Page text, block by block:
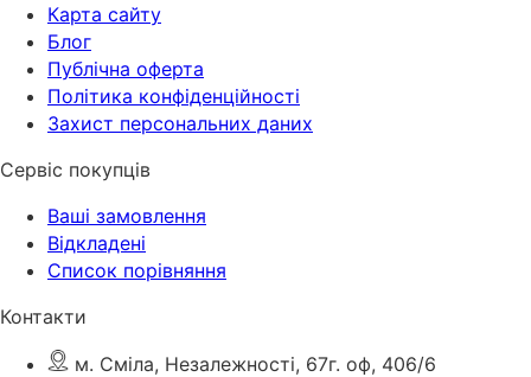
Карта сайту
Блог
Публічна оферта
Політика конфіденційності
Захист персональних даних
Сервіс покупців
Ваші замовлення
Відкладені
Список порівняння
Контакти
м. Сміла, Незалежності, 67г. оф, 406/6